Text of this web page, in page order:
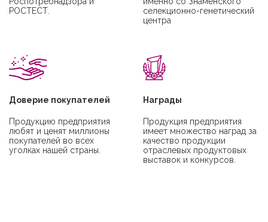
РОСТЕСТ.
селекционно-генетический
центра
Доверие покупателей
Продукцию предприятия
любят и ценят миллионы
покупателей во всех
уголках нашей страны.
Награды
Продукция предприятия
имеет множество наград за
качество продукции
отраслевых продуктовых
выставок и конкурсов.